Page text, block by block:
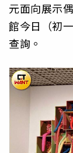
元面向展示
館今日（初
查詢。